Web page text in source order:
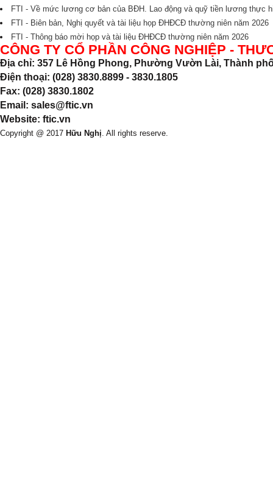
FTI - Về mức lương cơ bản của BĐH. Lao động và quỹ tiền lương thực
FTI - Biên bản, Nghị quyết và tài liệu họp ĐHĐCĐ thường niên năm 2026
FTI - Thông báo mời họp và tài liệu ĐHĐCĐ thường niên năm 2026
CÔNG TY CỔ PHẦN CÔNG NGHIỆP -
Địa chỉ: 357 Lê Hồng Phong, Phường Vườn Lài, Thành
Điện thoại: (028) 3830.8899 - 3830.1805
Fax: (028) 3830.1802
Email: sales@ftic.vn
Website: ftic.vn
Copyright @ 2017 Hữu Nghị. All rights reserve.